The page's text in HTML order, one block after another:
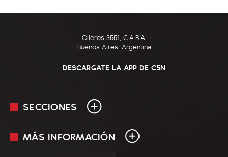
Olleros 3551, C.A.B.A.
Buenos Aires, Argentina
DESCARGATE LA APP DE C5N
SECCIONES
En Vivo
MÁS INFORMACIÓN